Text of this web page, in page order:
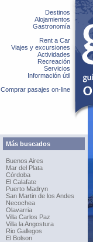
Destinos
Alojamientos
Gastronomía
Rent a Car
Viajes y excursiones
Actividades
Recreación
Servicios
Información útil
Comprar pasajes on-line
Más buscados
Buenos Aires
Mar del Plata
Córdoba
El Calafate
Puerto Madryn
San Martin de los Andes
Necochea
Olavarria
Villa Carlos Paz
Villa la Angostura
Rio Gallegos
El Bolson